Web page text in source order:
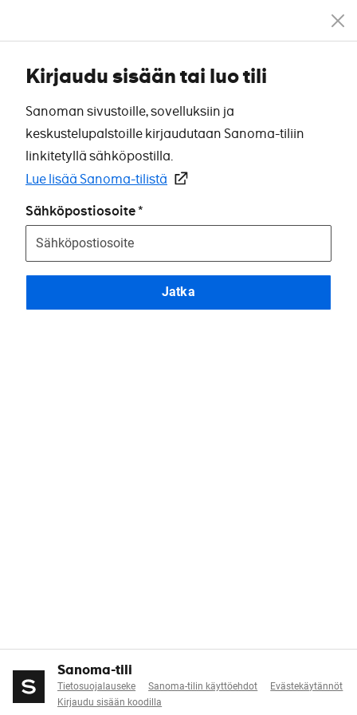
Kirjaudu sisään tai luo tili
Sanoman sivustoille, sovelluksiin ja
keskustelupalstoille kirjaudutaan Sanoma-tiliin
linkitetyllä sähköpostilla.
Lue lisää Sanoma-tilistä
Sähköpostiosoite
Jatka
Sanoma-tili
Tietosuojalauseke Sanoma-tilin käyttöehdot
Evästekäytännöt
Kirjaudu sisään koodilla